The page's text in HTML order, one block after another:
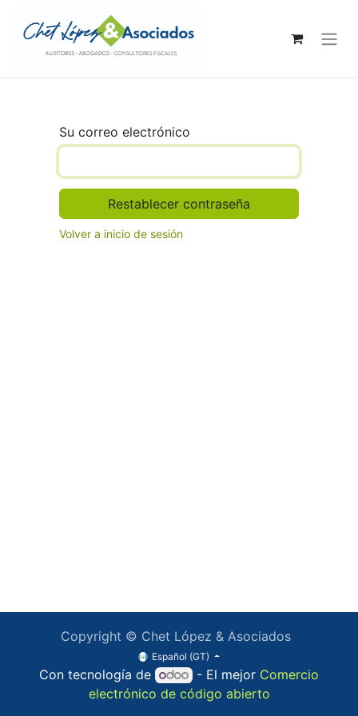
Su correo electrónico
Restablecer contraseña
Volver a inicio de sesión
Copyright © Chet López & Asociados
Español (GT)
Con tecnología de - El mejor Comercio
electrónico de código abierto